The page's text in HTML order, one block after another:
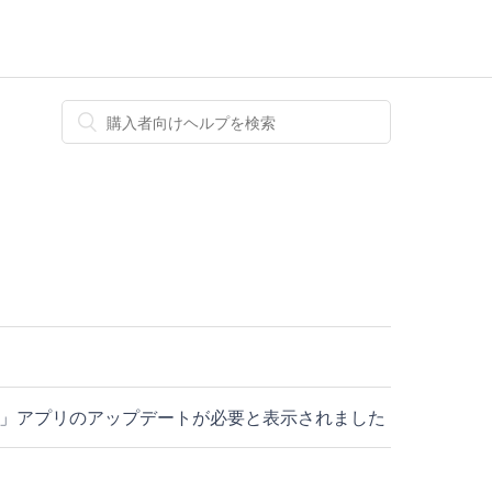
アプリのアップデートが必要と表示されました